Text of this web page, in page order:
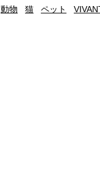
動物 猫 ペット